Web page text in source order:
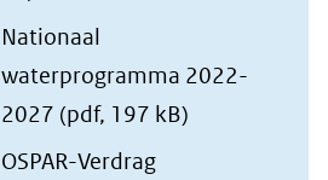
Nationaal
waterprogramma 2022-
2027 (pdf, 197 kB)
OSPAR-Verdrag